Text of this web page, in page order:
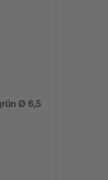
Ø 6,5